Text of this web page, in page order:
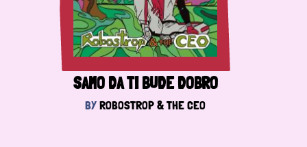
SAMO DA TI BUDE DOBRO
BYROBOSTROP & THE CEO